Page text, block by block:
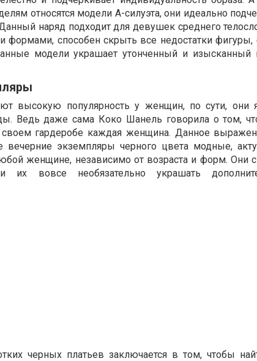
относятся модели А-силуэта, они идеально
наряд подходит для девушек среднего
способен скрыть все недостатки фигуры,
модели украшает утонченный и изысканный
высокую популярность у женщин, по сути, они
Ведь даже сама Коко Шанель говорила о том,
гардеробе каждая женщина. Данное
вечерние экземпляры черного цвета модные,
женщине, независимо от возраста и форм. Они
и их вовсе необязательно украшать
черных платьев заключается в том, чтобы